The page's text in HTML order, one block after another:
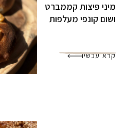
מיני פיצות קממברט
ושום קונפי מעלפות
קרא עכשיו